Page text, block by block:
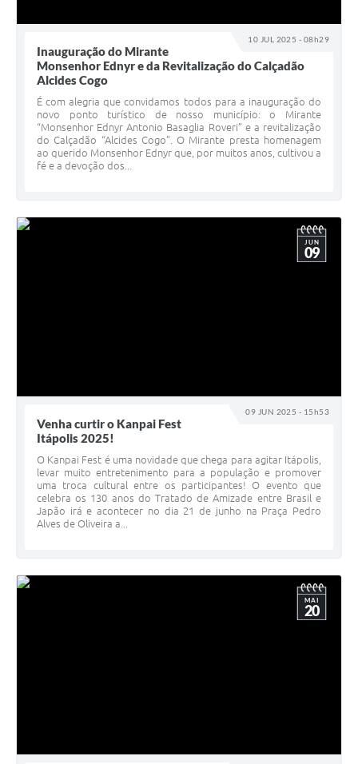
10 JUL 2025 - 08h29
Inauguração do Mirante
Monsenhor Ednyr e da Revitalização do Calçadão
Alcides Cogo
É com alegria que convidamos todos para a inauguração do
novo ponto turístico de nosso município: o Mirante
“Monsenhor Ednyr Antonio Basaglia Roveri” e a revitalização
do Calçadão “Alcides Cogo”. O Mirante presta homenagem
ao querido Monsenhor Ednyr que, por muitos anos, cultivou a
fé e a devoção dos...
09 JUN 2025 - 15h53
JUN
09
Venha curtir o Kanpai Fest
Itápolis 2025!
O Kanpai Fest é uma novidade que chega para agitar Itápolis,
levar muito entretenimento para a população e promover
uma troca cultural entre os participantes! O evento que
celebra os 130 anos do Tratado de Amizade entre Brasil e
Japão irá e acontecer no dia 21 de junho na Praça Pedro
Alves de Oliveira a...
MAI
20